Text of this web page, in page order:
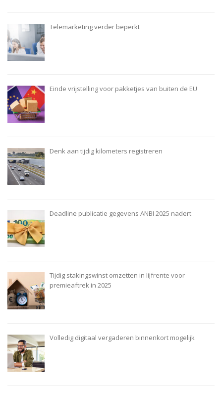
Telemarketing verder beperkt
Einde vrijstelling voor pakketjes van buiten de EU
Denk aan tijdig kilometers registreren
Deadline publicatie gegevens ANBI 2025 nadert
Tijdig stakingswinst omzetten in lijfrente voor
premieaftrek in 2025
Volledig digitaal vergaderen binnenkort mogelijk